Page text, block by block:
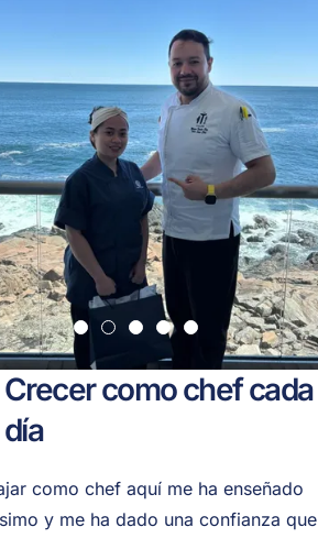
Crecer como chef cada
día
como chef aquí me ha enseñado
y me ha dado una confianza que